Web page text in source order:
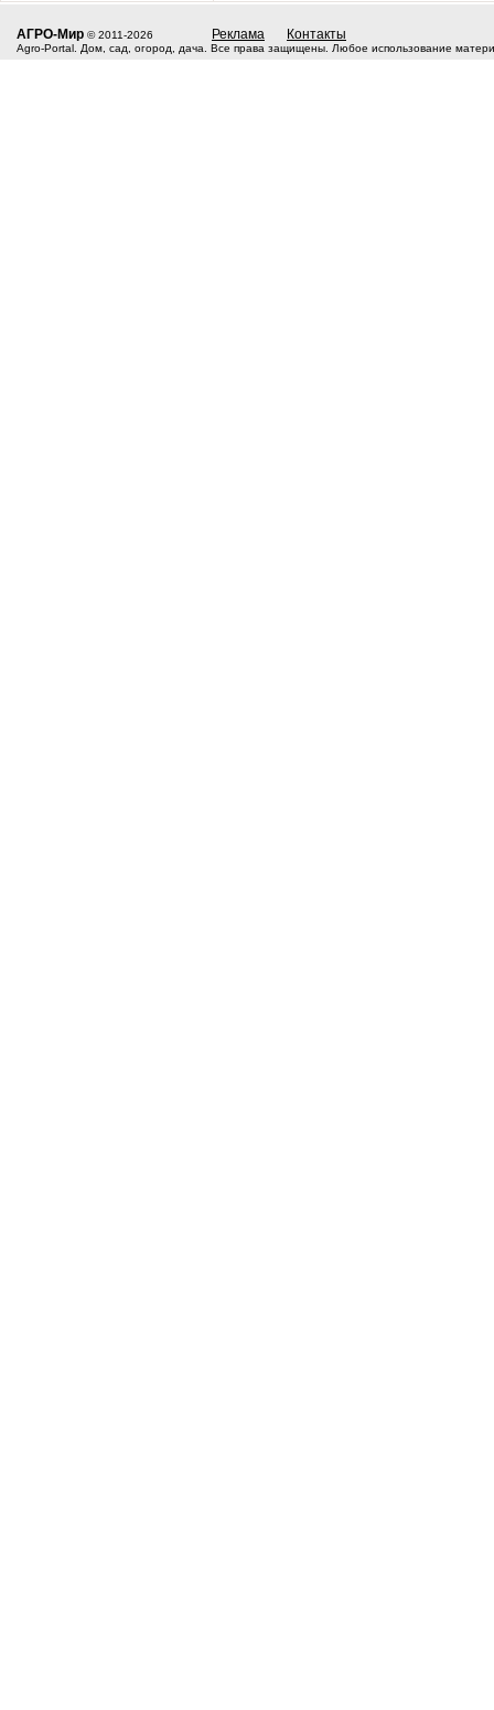
АГРО-Мир © 2011-2026 Реклама Контакты
Agro-Portal. Дом, сад, огород, дача. Все права защищены. Любое использование